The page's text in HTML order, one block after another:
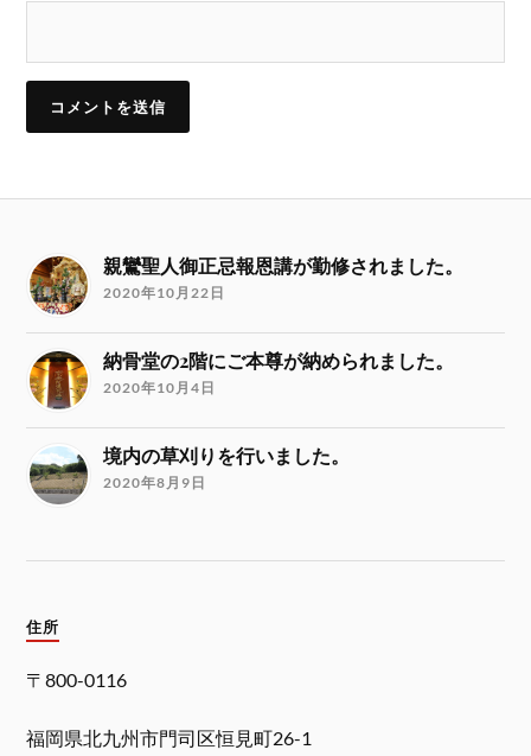
親鸞聖人御正忌報恩講が勤修されました。
2020年10月22日
納骨堂の2階にご本尊が納められました。
2020年10月4日
境内の草刈りを行いました。
2020年8月9日
住所
〒800-0116
福岡県北九州市門司区恒見町26-1